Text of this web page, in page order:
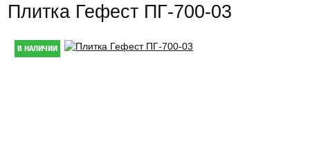
Плитка Гефест ПГ-700-03
В НАЛИЧИИ